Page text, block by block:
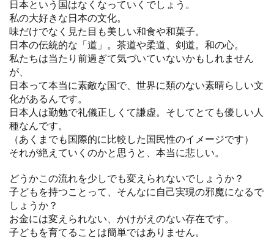
日本という国はなくなっていくでしょう。
私の大好きな日本の文化。
味だけでなく見た目も美しい和食や和菓子。
日本の伝統的な「道」。茶道や柔道、剣道。和の心。
私たちは当たり前過ぎて気づいていないかもしれません
が、
日本って本当に素敵な国で、世界に類のない素晴らしい文
化があるんです。
日本人は勤勉で礼儀正しくて謙虚。そしてとても優しい人
種なんです。
（あくまでも国際的に比較した国民性のイメージです）
それが絶えていくのかと思うと、本当に悲しい。
どうかこの流れを少しでも変えられないでしょうか？
子どもを持つことって、そんなに自己実現の邪魔になるで
しょうか？
お金には変えられない、かけがえのない存在です。
子どもを育てることは簡単ではありません。